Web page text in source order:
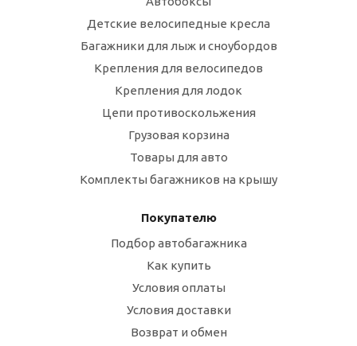
Детские велосипедные кресла
Багажники для лыж и сноубордов
Крепления для велосипедов
Крепления для лодок
Цепи противоскольжения
Грузовая корзина
Товары для авто
Комплекты багажников на крышу
Покупателю
Подбор автобагажника
Как купить
Условия оплаты
Условия доставки
Возврат и обмен